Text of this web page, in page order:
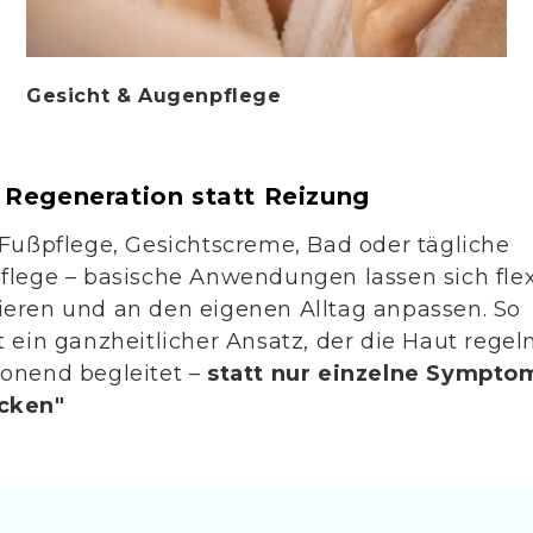
- rechter Oberbauch (Leber),
- unterer Rücken (Nieren),
Den Wickel mit den
Hinweis:
oder Kirschkernkissen.
Gesicht & Augenpflege
statt Reizung
Gesichtscreme, Bad oder tägliche
– basische Anwendungen lassen sich
und an den eigenen Alltag anpassen. So
ein ganzheitlicher Ansatz, der die Haut
begleitet – statt nur einzelne